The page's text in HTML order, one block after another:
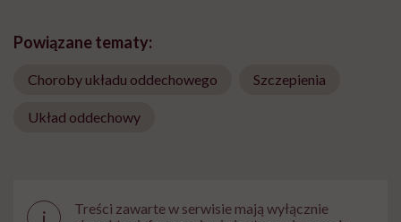
Powiązane tematy:
Choroby układu oddechowego Szczepienia
Układ oddechowy
Treści zawarte w serwisie mają wyłącznie